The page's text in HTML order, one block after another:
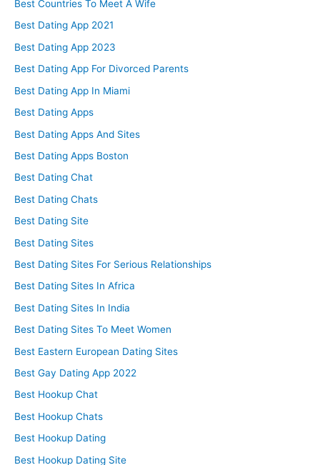
Best Countries To Meet A Wife
Best Dating App 2021
Best Dating App 2023
Best Dating App For Divorced Parents
Best Dating App In Miami
Best Dating Apps
Best Dating Apps And Sites
Best Dating Apps Boston
Best Dating Chat
Best Dating Chats
Best Dating Site
Best Dating Sites
Best Dating Sites For Serious Relationships
Best Dating Sites In Africa
Best Dating Sites In India
Best Dating Sites To Meet Women
Best Eastern European Dating Sites
Best Gay Dating App 2022
Best Hookup Chat
Best Hookup Chats
Best Hookup Dating
Best Hookup Dating Site